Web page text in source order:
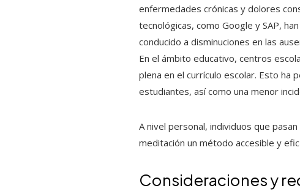
enfermedades crónicas y dolores
tecnológicas, como Google y SAP,
conducido a disminuciones en las
En el ámbito educativo, centros
plena en el currículo escolar. Esto ha
estudiantes, así como una menor
A nivel personal, individuos que
meditación un método accesible y
Consideraciones y